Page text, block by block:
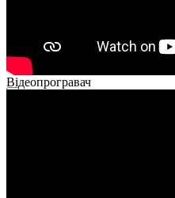
Відеопрогравач